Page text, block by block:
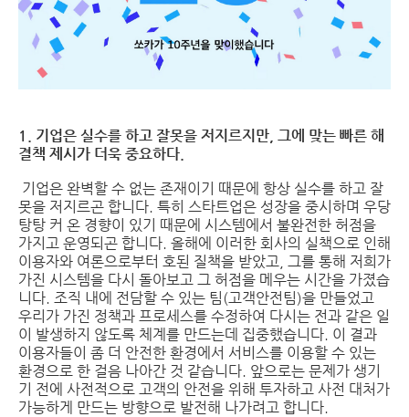
1. 기업은 실수를 하고 잘못을 저지르지만, 그에 맞는 빠른 해
결책 제시가 더욱 중요하다.
기업은 완벽할 수 없는 존재이기 때문에 항상 실수를 하고 잘
못을 저지르곤 합니다. 특히 스타트업은 성장을 중시하며 우당
탕탕 커 온 경향이 있기 때문에 시스템에서 불완전한 허점을
가지고 운영되곤 합니다. 올해에 이러한 회사의 실책으로 인해
이용자와 여론으로부터 호된 질책을 받았고, 그를 통해 저희가
가진 시스템을 다시 돌아보고 그 허점을 메우는 시간을 가졌습
니다. 조직 내에 전담할 수 있는 팀(고객안전팀)을 만들었고
우리가 가진 정책과 프로세스를 수정하여 다시는 전과 같은 일
이 발생하지 않도록 체계를 만드는데 집중했습니다. 이 결과
이용자들이 좀 더 안전한 환경에서 서비스를 이용할 수 있는
환경으로 한 걸음 나아간 것 같습니다. 앞으로는 문제가 생기
기 전에 사전적으로 고객의 안전을 위해 투자하고 사전 대처가
가능하게 만드는 방향으로 발전해 나가려고 합니다.